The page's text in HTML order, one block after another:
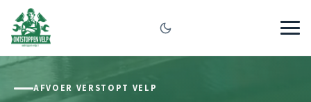
AFVOER VERSTOPT VELP